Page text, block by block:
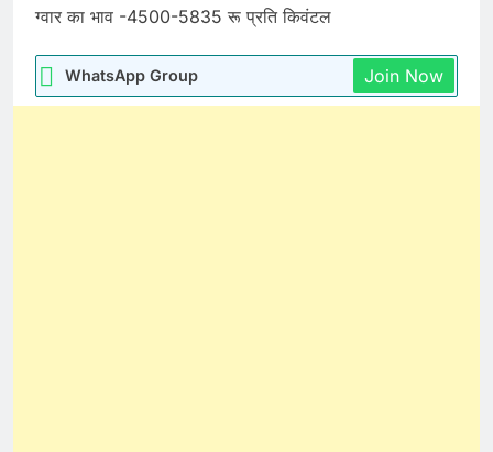
ग्वार का भाव -4500-5835 रू प्रति किवंटल
WhatsApp Group Join Now